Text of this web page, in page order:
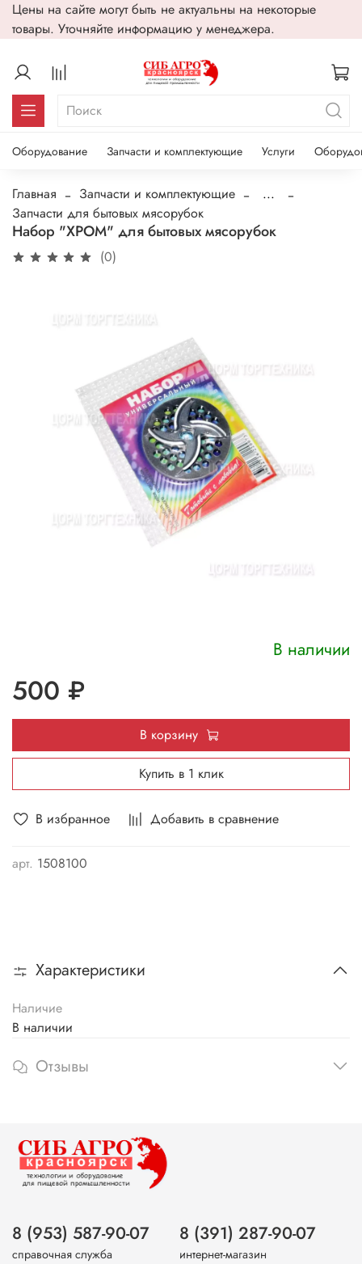
Цены на сайте могут быть не актуальны на некоторые
товары. Уточняйте информацию у менеджера.
Оборудование Запчасти и комплектующие Услуги
Главная Запчасти и комплектующие
...
Запчасти для бытовых мясорубок
Набор "ХРОМ" для бытовых мясорубок
(0)
В избранное Добавить в сравнение
арт. 1508100
В наличии
500 ₽
В корзину
Купить в 1 клик
Характеристики
Наличие
В наличии
Отзывы
8 (953) 587-90-07
справочная служба
8 (391) 287-90-07
интернет-магазин